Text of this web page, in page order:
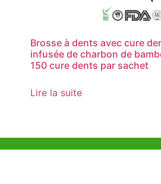
Brosse à dents avec cure
infusée de charbon de
150 cure dents par sachet
Lire la suite